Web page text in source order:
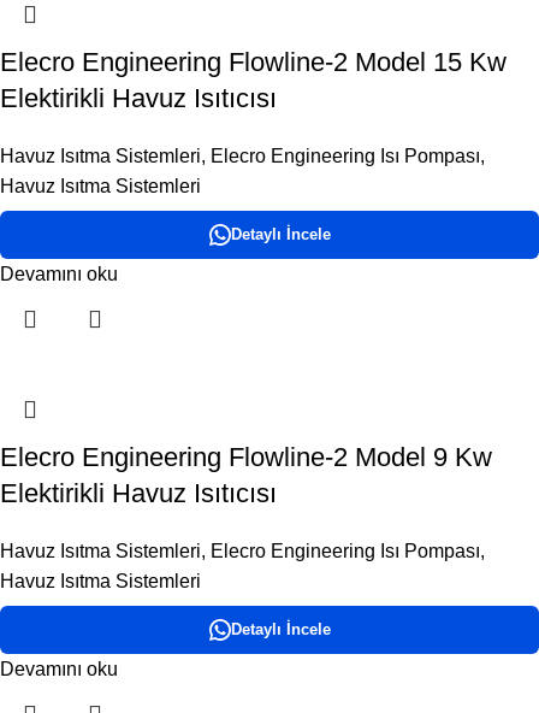
Elecro Engineering Flowline-2 Model 15 Kw
Elektirikli Havuz Isıtıcısı
Havuz Isıtma Sistemleri, Elecro Engineering Isı Pompası,
Havuz Isıtma Sistemleri
Detaylı İncele
Devamını oku
Elecro Engineering Flowline-2 Model 9 Kw
Elektirikli Havuz Isıtıcısı
Havuz Isıtma Sistemleri, Elecro Engineering Isı Pompası,
Havuz Isıtma Sistemleri
Detaylı İncele
Devamını oku